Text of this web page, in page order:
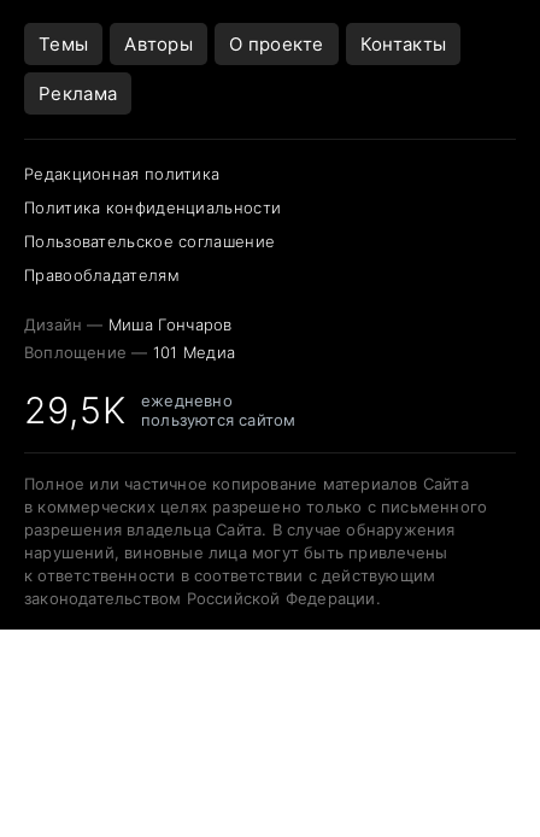
Темы Авторы О проекте Контакты
Реклама
Редакционная политика
Политика конфиденциальности
Пользовательское соглашение
Правообладателям
Дизайн — Миша Гончаров
Воплощение — 101 Медиа
29,5K
ежедневно
пользуются сайтом
Полное или частичное копирование материалов Сайта
в коммерческих целях разрешено только с письменного
разрешения владельца Сайта. В случае обнаружения
нарушений, виновные лица могут быть привлечены
к ответственности в соответствии с действующим
законодательством Российской Федерации.